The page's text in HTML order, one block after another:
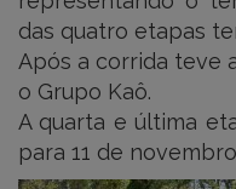
das quatro etapas
Após a corrida teve
o Grupo Kaô.
A quarta e última
para 11 de